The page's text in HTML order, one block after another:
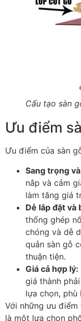
Cấu tạo sàn
Ưu điểm
Ưu điểm của sàn
Sang trọng
nắp và cảm
làm tăng giá
Dễ lắp đặt và
thống ghép
chóng và dễ
quản sàn gỗ
thuận tiện.
Giá cả hợp lý:
giá thành
lựa chọn, phù
Với những ưu
là một lựa chọn